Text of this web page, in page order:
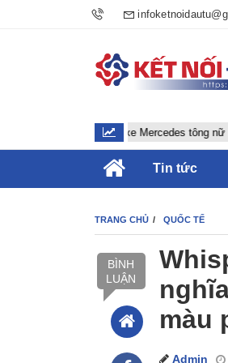
Tài xế xe Mercedes tông nữ tiếp
Tin tức
TRANG CHỦ QUỐC TẾ
BÌNH
LUẬN
màu
Admin